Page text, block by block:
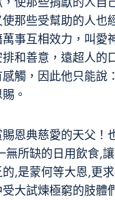
那些受幫助的人也
事互相效力，叫愛
和善意，遠超人的
觸，因此他只能說
。
恩典慈愛的天父！
無所缺的日用飲食,
,是蒙何等大恩,更
大試煉極窮的肢體